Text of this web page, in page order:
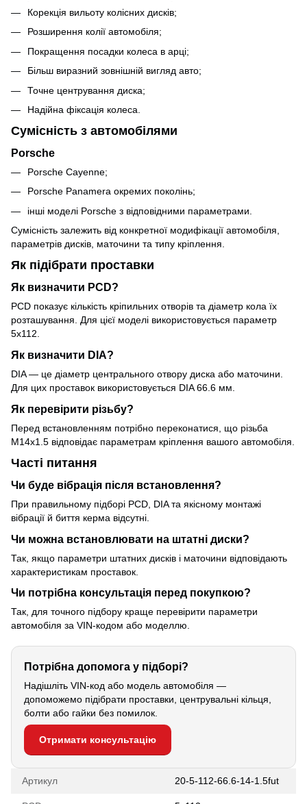
Корекція вильоту колісних дисків;
Розширення колії автомобіля;
Покращення посадки колеса в арці;
Більш виразний зовнішній вигляд авто;
Точне центрування диска;
Надійна фіксація колеса.
Сумісність з автомобілями
Porsche
Porsche Cayenne;
Porsche Panamera окремих поколінь;
інші моделі Porsche з відповідними параметрами.
Сумісність залежить від конкретної модифікації автомобіля,
параметрів дисків, маточини та типу кріплення.
Як підібрати проставки
Як визначити PCD?
PCD показує кількість кріпильних отворів та діаметр кола їх
розташування. Для цієї моделі використовується параметр
5x112.
Як визначити DIA?
DIA — це діаметр центрального отвору диска або маточини.
Для цих проставок використовується DIA 66.6 мм.
Як перевірити різьбу?
Перед встановленням потрібно переконатися, що різьба
M14x1.5 відповідає параметрам кріплення вашого автомобіля.
Часті питання
Чи буде вібрація після встановлення?
При правильному підборі PCD, DIA та якісному монтажі
вібрації й биття керма відсутні.
Чи можна встановлювати на штатні диски?
Так, якщо параметри штатних дисків і маточини відповідають
характеристикам проставок.
Чи потрібна консультація перед покупкою?
Так, для точного підбору краще перевірити параметри
автомобіля за VIN-кодом або моделлю.
Потрібна допомога у підборі?
Надішліть VIN-код або модель автомобіля —
допоможемо підібрати проставки, центрувальні кільця,
болти або гайки без помилок.
Отримати консультацію
Артикул 20-5-112-66.6-14-1.5fut